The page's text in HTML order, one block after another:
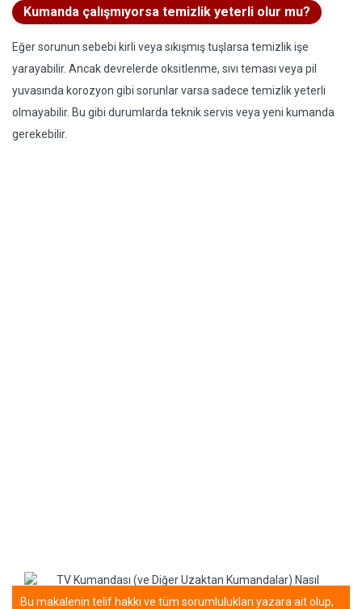
Kumanda çalışmıyorsa temizlik yeterli olur mu?
Eğer sorunun sebebi kirli veya sıkışmış tuşlarsa temizlik işe
yarayabilir. Ancak devrelerde oksitlenme, sıvı teması veya pil
yuvasında korozyon gibi sorunlar varsa sadece temizlik yeterli
olmayabilir. Bu gibi durumlarda teknik servis veya yeni kumanda
gerekebilir.
Bu makalenin telif hakkı ve tüm sorumlulukları yazara ait olup,